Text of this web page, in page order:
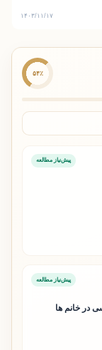
۱۴۰۳/۱۱/۱۷
۵۴٪
پیش‌نیاز مطالعه
پیش‌نیاز مطالعه
در خانم ها